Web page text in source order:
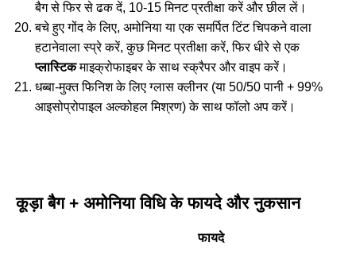
बैग से फिर से ढक दें, 10-15 मिनट प्रतीक्षा करें और छील लें।
बचे हुए गोंद के लिए, अमोनिया या एक समर्पित टिंट चिपकने वाला
हटानेवाला स्प्रे करें, कुछ मिनट प्रतीक्षा करें, फिर धीरे से एक
प्लास्टिकमाइक्रोफाइबर के साथ स्क्रैपर और वाइप करें।
धब्बा‑मुक्त फिनिश के लिए ग्लास क्लीनर (या 50/50 पानी + 99%
आइसोप्रोपाइल अल्कोहल मिश्रण) के साथ फॉलो अप करें।
कूड़ा बैग + अमोनिया विधि के फायदे और नुकसान
फायदे